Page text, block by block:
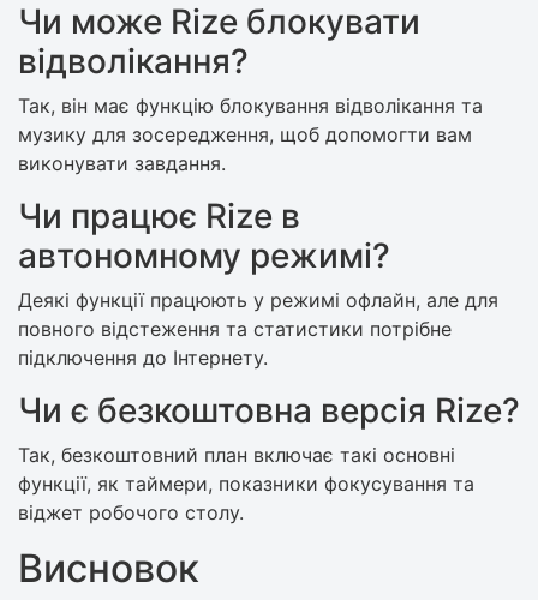
Чи може Rize блокувати
відволікання?
Так, він має функцію блокування відволікання та
музику для зосередження, щоб допомогти вам
виконувати завдання.
Чи працює Rize в
автономному режимі?
Деякі функції працюють у режимі офлайн, але для
повного відстеження та статистики потрібне
підключення до Інтернету.
Чи є безкоштовна версія Rize?
Так, безкоштовний план включає такі основні
функції, як таймери, показники фокусування та
віджет робочого столу.
Висновок